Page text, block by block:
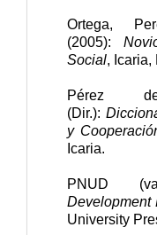
Ortega,
(2005):
Social, Icaria,
Pérez
(Dir.):
y
Icaria.
PNUD
Development
University